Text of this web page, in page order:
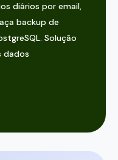
diários por email,
backup de
Solução
dados